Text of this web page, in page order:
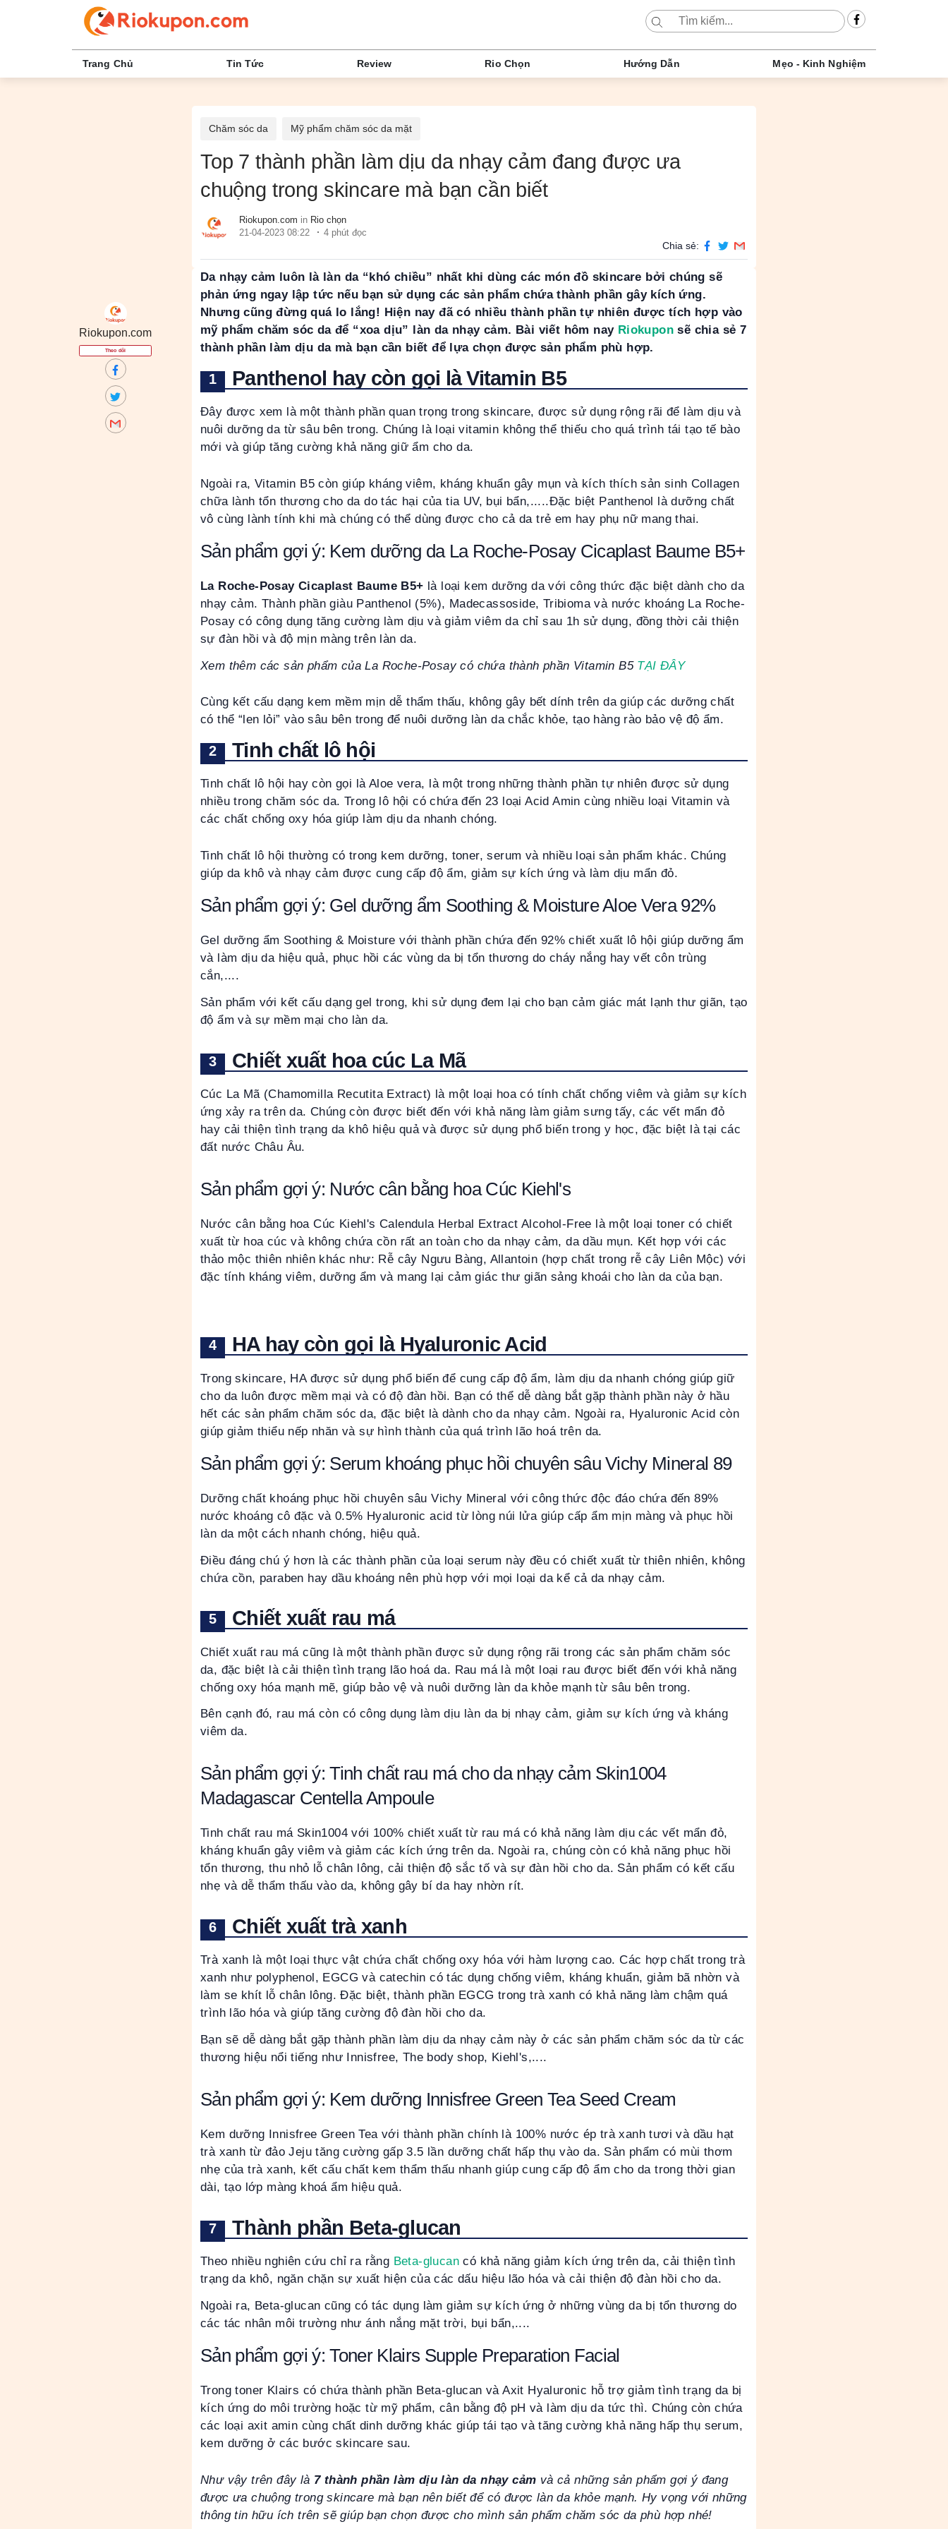
Trang Chủ Tin Tức Review Rio Chọn Hướng Dẫn Mẹo - Kinh Nghiệm
Chăm sóc da Mỹ phẩm chăm sóc da mặt
Top 7 thành phần làm dịu da nhạy cảm đang được ưa
chuộng trong skincare mà bạn cần biết
Riokupon.com in Rio chọn
21-04-2023 08:22
4 phút đọc
Chia sẻ:
Riokupon.com
Theo dõi
Da nhạy cảm luôn là làn da “khó chiều” nhất khi dùng các món đồ skincare bởi chúng sẽ
phản ứng ngay lập tức nếu bạn sử dụng các sản phẩm chứa thành phần gây kích ứng.
Nhưng cũng đừng quá lo lắng! Hiện nay đã có nhiều thành phần tự nhiên được tích hợp vào
mỹ phẩm chăm sóc da để “xoa dịu” làn da nhạy cảm. Bài viết hôm nay Riokupon sẽ chia sẻ 7
thành phần làm dịu da mà bạn cần biết để lựa chọn được sản phẩm phù hợp.
Panthenol hay còn gọi là Vitamin B5
Đây được xem là một thành phần quan trọng trong skincare, được sử dụng rộng rãi để làm dịu và
nuôi dưỡng da từ sâu bên trong. Chúng là loại vitamin không thể thiếu cho quá trình tái tạo tế bào
mới và giúp tăng cường khả năng giữ ẩm cho da.
Ngoài ra, Vitamin B5 còn giúp kháng viêm, kháng khuẩn gây mụn và kích thích sản sinh Collagen
chữa lành tổn thương cho da do tác hại của tia UV, bụi bẩn,.....Đặc biệt Panthenol là dưỡng chất
vô cùng lành tính khi mà chúng có thể dùng được cho cả da trẻ em hay phụ nữ mang thai.
Sản phẩm gợi ý: Kem dưỡng da La Roche-Posay Cicaplast Baume B5+
La Roche-Posay Cicaplast Baume B5+ là loại kem dưỡng da với công thức đặc biệt dành cho da
nhạy cảm. Thành phần giàu Panthenol (5%), Madecassoside, Tribioma và nước khoáng La Roche-
Posay có công dụng tăng cường làm dịu và giảm viêm da chỉ sau 1h sử dụng, đồng thời cải thiện
sự đàn hồi và độ mịn màng trên làn da.
Xem thêm các sản phẩm của La Roche-Posay có chứa thành phần Vitamin B5 TẠI ĐÂY
Cùng kết cấu dạng kem mềm mịn dễ thẩm thấu, không gây bết dính trên da giúp các dưỡng chất
có thể “len lỏi” vào sâu bên trong để nuôi dưỡng làn da chắc khỏe, tạo hàng rào bảo vệ độ ẩm.
Tinh chất lô hội
Tinh chất lô hội hay còn gọi là Aloe vera, là một trong những thành phần tự nhiên được sử dụng
nhiều trong chăm sóc da. Trong lô hội có chứa đến 23 loại Acid Amin cùng nhiều loại Vitamin và
các chất chống oxy hóa giúp làm dịu da nhanh chóng.
Tinh chất lô hội thường có trong kem dưỡng, toner, serum và nhiều loại sản phẩm khác. Chúng
giúp da khô và nhạy cảm được cung cấp độ ẩm, giảm sự kích ứng và làm dịu mẩn đỏ.
Sản phẩm gợi ý: Gel dưỡng ẩm Soothing & Moisture Aloe Vera 92%
Gel dưỡng ẩm Soothing & Moisture với thành phần chứa đến 92% chiết xuất lô hội giúp dưỡng ẩm
và làm dịu da hiệu quả, phục hồi các vùng da bị tổn thương do cháy nắng hay vết côn trùng
cắn,....
Sản phẩm với kết cấu dạng gel trong, khi sử dụng đem lại cho bạn cảm giác mát lạnh thư giãn, tạo
độ ẩm và sự mềm mại cho làn da.
Chiết xuất hoa cúc La Mã
Cúc La Mã (Chamomilla Recutita Extract) là một loại hoa có tính chất chống viêm và giảm sự kích
ứng xảy ra trên da. Chúng còn được biết đến với khả năng làm giảm sưng tấy, các vết mẩn đỏ
hay cải thiện tình trạng da khô hiệu quả và được sử dụng phổ biến trong y học, đặc biệt là tại các
đất nước Châu Âu.
Sản phẩm gợi ý: Nước cân bằng hoa Cúc Kiehl's
Nước cân bằng hoa Cúc Kiehl's Calendula Herbal Extract Alcohol-Free là một loại toner có chiết
xuất từ hoa cúc và không chứa cồn rất an toàn cho da nhạy cảm, da dầu mụn. Kết hợp với các
thảo mộc thiên nhiên khác như: Rễ cây Ngưu Bàng, Allantoin (hợp chất trong rễ cây Liên Mộc) với
đặc tính kháng viêm, dưỡng ẩm và mang lại cảm giác thư giãn sảng khoái cho làn da của bạn.
HA hay còn gọi là Hyaluronic Acid
Trong skincare, HA được sử dụng phổ biến để cung cấp độ ẩm, làm dịu da nhanh chóng giúp giữ
cho da luôn được mềm mại và có độ đàn hồi. Bạn có thể dễ dàng bắt gặp thành phần này ở hầu
hết các sản phẩm chăm sóc da, đặc biệt là dành cho da nhạy cảm. Ngoài ra, Hyaluronic Acid còn
giúp giảm thiểu nếp nhăn và sự hình thành của quá trình lão hoá trên da.
Sản phẩm gợi ý: Serum khoáng phục hồi chuyên sâu Vichy Mineral 89
Dưỡng chất khoáng phục hồi chuyên sâu Vichy Mineral với công thức độc đáo chứa đến 89%
nước khoáng cô đặc và 0.5% Hyaluronic acid từ lòng núi lửa giúp cấp ẩm mịn màng và phục hồi
làn da một cách nhanh chóng, hiệu quả.
Điều đáng chú ý hơn là các thành phần của loại serum này đều có chiết xuất từ thiên nhiên, không
chứa cồn, paraben hay dầu khoáng nên phù hợp với mọi loại da kể cả da nhạy cảm.
Chiết xuất rau má
Chiết xuất rau má cũng là một thành phần được sử dụng rộng rãi trong các sản phẩm chăm sóc
da, đặc biệt là cải thiện tình trạng lão hoá da. Rau má là một loại rau được biết đến với khả năng
chống oxy hóa mạnh mẽ, giúp bảo vệ và nuôi dưỡng làn da khỏe mạnh từ sâu bên trong.
Bên cạnh đó, rau má còn có công dụng làm dịu làn da bị nhạy cảm, giảm sự kích ứng và kháng
viêm da.
Sản phẩm gợi ý: Tinh chất rau má cho da nhạy cảm Skin1004
Madagascar Centella Ampoule
Tinh chất rau má Skin1004 với 100% chiết xuất từ rau má có khả năng làm dịu các vết mẩn đỏ,
kháng khuẩn gây viêm và giảm các kích ứng trên da. Ngoài ra, chúng còn có khả năng phục hồi
tổn thương, thu nhỏ lỗ chân lông, cải thiện độ sắc tố và sự đàn hồi cho da. Sản phẩm có kết cấu
nhẹ và dễ thẩm thấu vào da, không gây bí da hay nhờn rít.
Chiết xuất trà xanh
Trà xanh là một loại thực vật chứa chất chống oxy hóa với hàm lượng cao. Các hợp chất trong trà
xanh như polyphenol, EGCG và catechin có tác dụng chống viêm, kháng khuẩn, giảm bã nhờn và
làm se khít lỗ chân lông. Đặc biệt, thành phần EGCG trong trà xanh có khả năng làm chậm quá
trình lão hóa và giúp tăng cường độ đàn hồi cho da.
Bạn sẽ dễ dàng bắt gặp thành phần làm dịu da nhạy cảm này ở các sản phẩm chăm sóc da từ các
thương hiệu nổi tiếng như Innisfree, The body shop, Kiehl's,....
Sản phẩm gợi ý: Kem dưỡng Innisfree Green Tea Seed Cream
Kem dưỡng Innisfree Green Tea với thành phần chính là 100% nước ép trà xanh tươi và dầu hạt
trà xanh từ đảo Jeju tăng cường gấp 3.5 lần dưỡng chất hấp thụ vào da. Sản phẩm có mùi thơm
nhẹ của trà xanh, kết cấu chất kem thẩm thấu nhanh giúp cung cấp độ ẩm cho da trong thời gian
dài, tạo lớp màng khoá ẩm hiệu quả.
Thành phần Beta-glucan
Theo nhiều nghiên cứu chỉ ra rằng Beta-glucan có khả năng giảm kích ứng trên da, cải thiện tình
trạng da khô, ngăn chặn sự xuất hiện của các dấu hiệu lão hóa và cải thiện độ đàn hồi cho da.
Ngoài ra, Beta-glucan cũng có tác dụng làm giảm sự kích ứng ở những vùng da bị tổn thương do
các tác nhân môi trường như ánh nắng mặt trời, bụi bẩn,....
Sản phẩm gợi ý: Toner Klairs Supple Preparation Facial
Trong toner Klairs có chứa thành phần Beta-glucan và Axit Hyaluronic hỗ trợ giảm tình trạng da bị
kích ứng do môi trường hoặc từ mỹ phẩm, cân bằng độ pH và làm dịu da tức thì. Chúng còn chứa
các loại axit amin cùng chất dinh dưỡng khác giúp tái tạo và tăng cường khả năng hấp thụ serum,
kem dưỡng ở các bước skincare sau.
Như vậy trên đây là 7 thành phần làm dịu làn da nhạy cảm và cả những sản phẩm gợi ý đang
được ưa chuộng trong skincare mà bạn nên biết để có được làn da khỏe mạnh. Hy vọng với những
thông tin hữu ích trên sẽ giúp bạn chọn được cho mình sản phẩm chăm sóc da phù hợp nhé!